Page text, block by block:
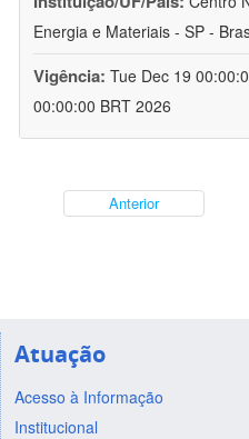
Energia e Materiais - SP -
Vigência: Tue Dec 19
00:00:00 BRT 2026
Anterior
Atuação
Acesso à Informação
Institucional